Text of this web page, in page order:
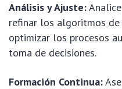
Análisis y Ajuste:
refinar los algoritmos
optimizar los procesos
toma de decisiones.
Formación Continua: